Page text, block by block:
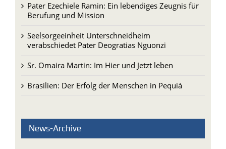
Pater Ezechiele Ramin: Ein lebendiges Zeugnis für
Berufung und Mission
Seelsorgeeinheit Unterschneidheim
verabschiedet Pater Deogratias Nguonzi
Sr. Omaira Martin: Im Hier und Jetzt leben
Brasilien: Der Erfolg der Menschen in Pequiá
News-Archive